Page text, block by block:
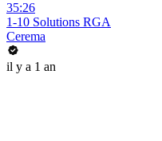
35:26
1-10 Solutions RGA
Cerema
il y a 1 an